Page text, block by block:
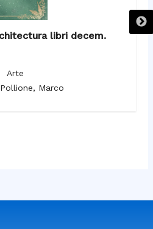
libri decem.
Arte
Marco